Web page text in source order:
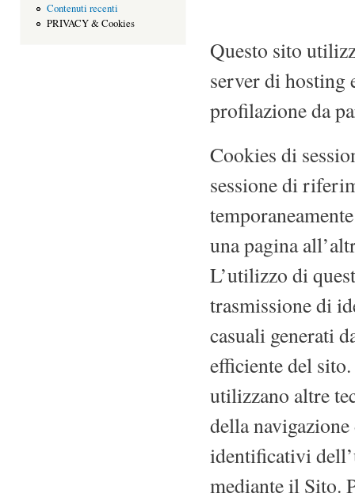
Contenuti recenti
PRIVACY & Cookies
Questo sito
server di hosting
profilazione da
Cookies di
sessione di
una pagina
L’utilizzo di
trasmissione di
casuali generati
efficiente del
utilizzano altre
della
identificativi
mediante il Sito.